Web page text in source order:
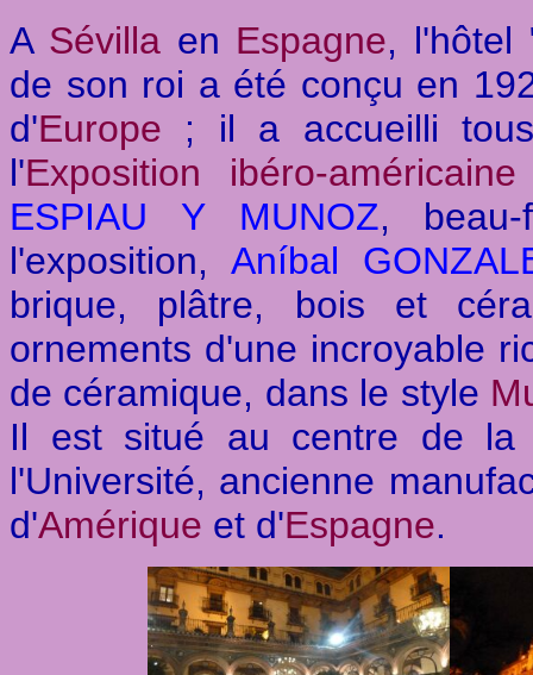
A Sévillaen Espagne, l'hôtel
de son roi a été conçu en
d'Europe ; il a accueilli
l'Exposition ibéro-américaine
ESPIAU Y MUNOZ,
l'exposition, Aníbal
brique, plâtre, bois et
ornements d'une incroyable
de céramique, dans le style
Il est situé au centre de
l'Université, ancienne
d'Amérique et d'Espagne.